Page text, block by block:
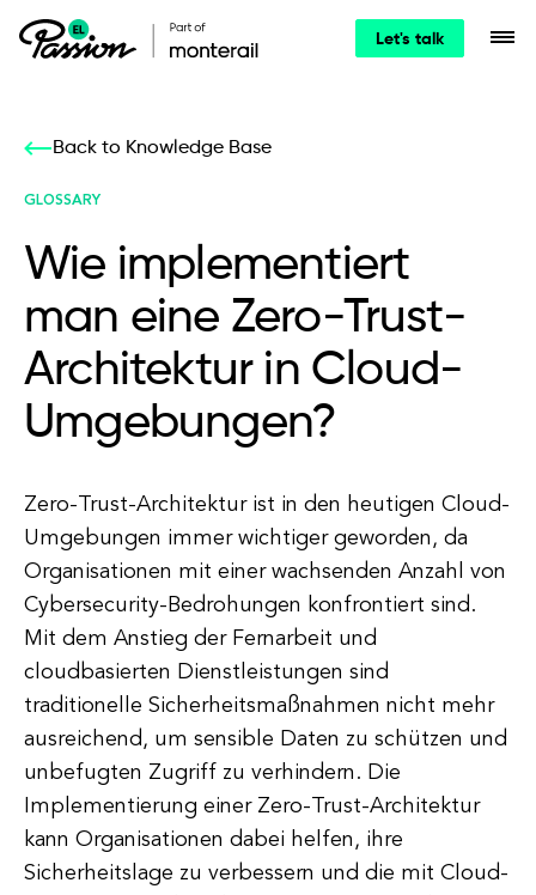
Let's talk
Back to Knowledge Base
GLOSSARY
Wie implementiert
man eine Zero-Trust-
Architektur in Cloud-
Umgebungen?
Zero-Trust-Architektur ist in den heutigen Cloud-
Umgebungen immer wichtiger geworden, da
Organisationen mit einer wachsenden Anzahl von
Cybersecurity-Bedrohungen konfrontiert sind.
Mit dem Anstieg der Fernarbeit und
cloudbasierten Dienstleistungen sind
traditionelle Sicherheitsmaßnahmen nicht mehr
ausreichend, um sensible Daten zu schützen und
unbefugten Zugriff zu verhindern. Die
Implementierung einer Zero-Trust-Architektur
kann Organisationen dabei helfen, ihre
Sicherheitslage zu verbessern und die mit Cloud-